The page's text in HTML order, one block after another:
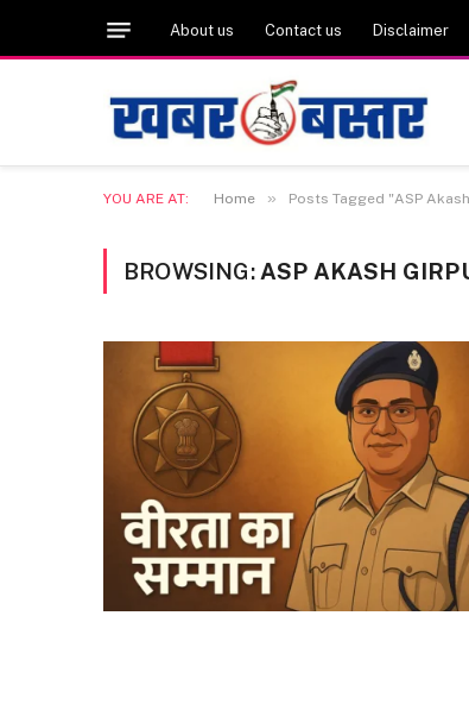
About us Contact us Disclaimer
YOU ARE AT: Home » Posts Tagged "ASP
BROWSING: ASP AKASH